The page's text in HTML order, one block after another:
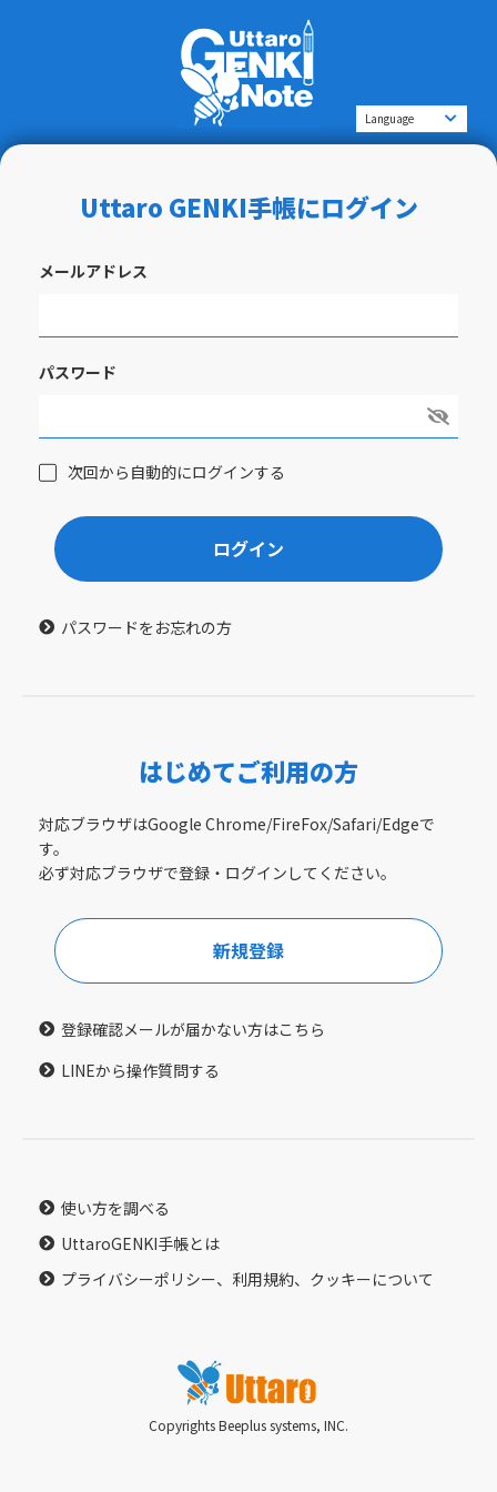
Uttaro GENKI手帳にログイン
メールアドレス
パスワード
次回から自動的にログインする
ログイン
パスワードをお忘れの方
はじめてご利用の方
対応ブラウザはGoogle Chrome/FireFox/Safari/Edgeで
す。
必ず対応ブラウザで登録・ログインしてください。
新規登録
登録確認メールが届かない方はこちら
LINEから操作質問する
使い方を調べる
UttaroGENKI手帳とは
プライバシーポリシー、利用規約、クッキーについて
Copyrights Beeplus systems, INC.